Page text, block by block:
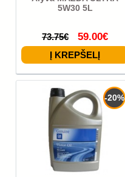
5W30 5L
73.75€ 59.00€
-20%